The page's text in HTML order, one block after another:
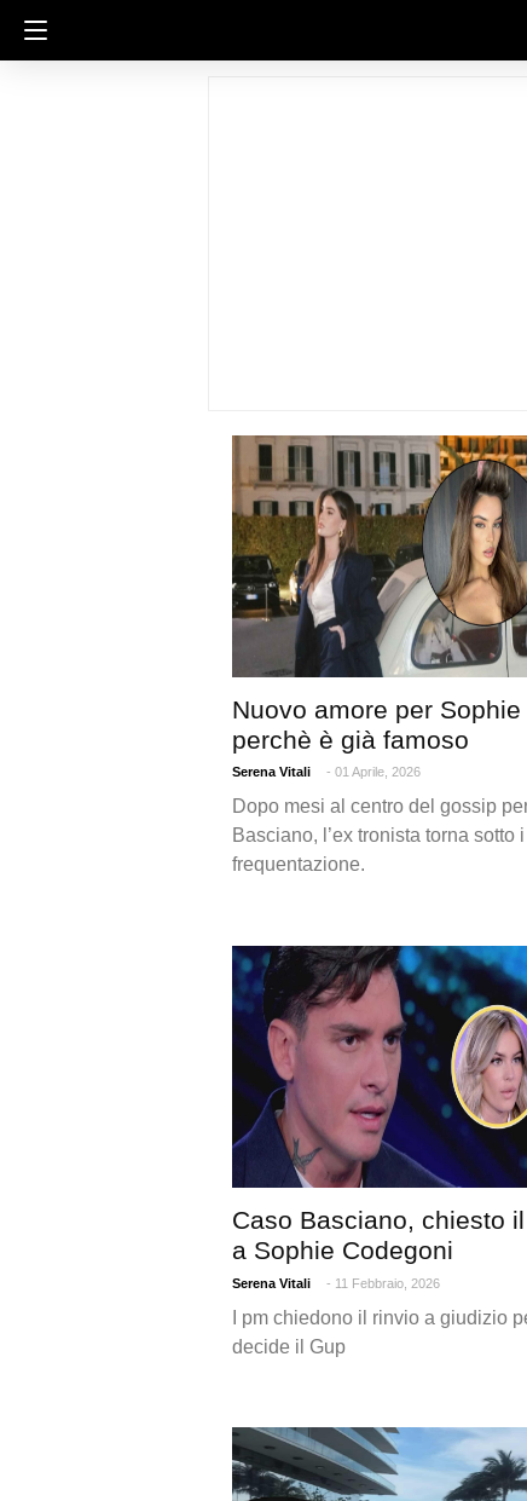
Nuovo amore per
perchè è già famoso
Serena Vitali - 01 Aprile, 2026
Dopo mesi al centro del gossip
Basciano, l’ex tronista torna sotto
frequentazione.
Caso Basciano, chiesto
a Sophie Codegoni
Serena Vitali - 11 Febbraio, 2026
I pm chiedono il rinvio a giudizio
decide il Gup